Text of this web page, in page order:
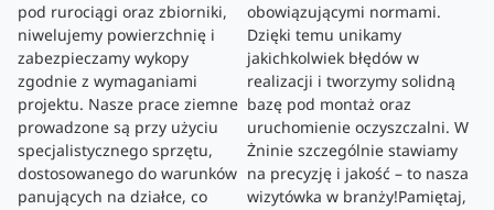
pod rurociągi oraz zbiorniki,
niwelujemy powierzchnię i
zabezpieczamy wykopy
zgodnie z wymaganiami
projektu. Nasze prace ziemne
prowadzone są przy użyciu
specjalistycznego sprzętu,
dostosowanego do warunków
panujących na działce, co
obowiązującymi normami.
Dzięki temu unikamy
jakichkolwiek błędów w
realizacji i tworzymy solidną
bazę pod montaż oraz
uruchomienie oczyszczalni. W
Żninie szczególnie stawiamy
na precyzję i jakość – to nasza
wizytówka w branży!Pamiętaj,